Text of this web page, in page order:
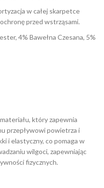
w całej skarpetce
przed wstrząsami.
4% Bawełna Czesana, 5%
który zapewnia
przepływowi powietrza i
i elastyczny, co pomaga w
wilgoci, zapewniając
fizycznych.